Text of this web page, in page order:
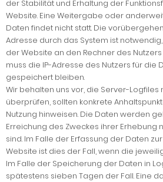
der Stabilität und Erhaltung der
Website. Eine Weitergabe oder
Daten findet nicht statt. Die
Adresse durch das System ist
der Website an den Rechner des
muss die IP-Adresse des Nutzers für die
gespeichert bleiben.
Wir behalten uns vor, die Server-Logfiles
überprüfen, sollten konkrete
Nutzung hinweisen. Die Daten werden
Erreichung des Zweckes ihrer Erhebung
sind. Im Falle der Erfassung der Daten
Website ist dies der Fall, wenn die
Im Falle der Speicherung der Daten in
spätestens sieben Tagen der Fall. Eine